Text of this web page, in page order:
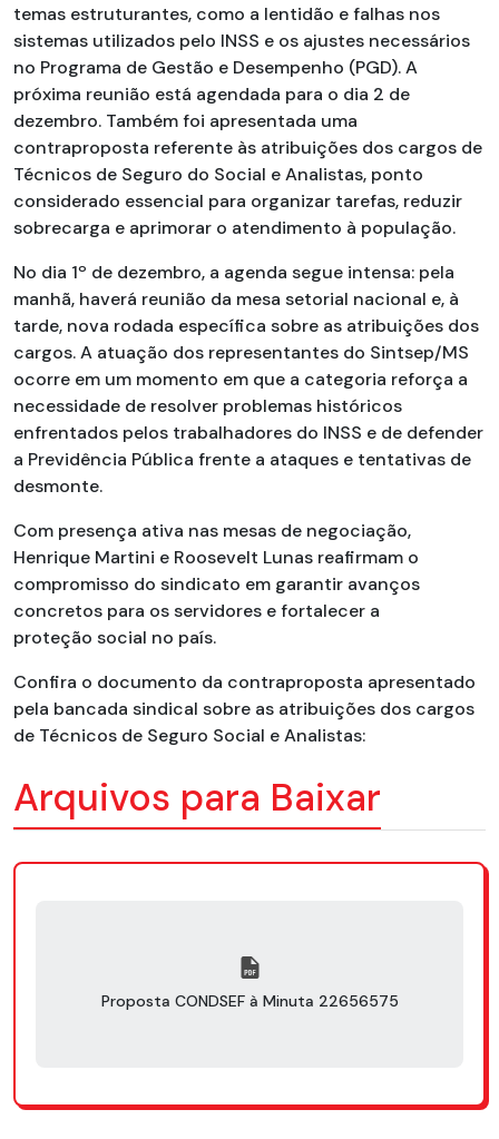
temas estruturantes, como a lentidão e falhas nos
sistemas utilizados pelo INSS e os ajustes necessários
no Programa de Gestão e Desempenho (PGD). A
próxima reunião está agendada para o dia 2 de
dezembro. Também foi apresentada uma
contraproposta referente às atribuições dos cargos de
Técnicos de Seguro do Social e Analistas, ponto
considerado essencial para organizar tarefas, reduzir
sobrecarga e aprimorar o atendimento à população.
No dia 1º de dezembro, a agenda segue intensa: pela
manhã, haverá reunião da mesa setorial nacional e, à
tarde, nova rodada específica sobre as atribuições dos
cargos. A atuação dos representantes do Sintsep/MS
ocorre em um momento em que a categoria reforça a
necessidade de resolver problemas históricos
enfrentados pelos trabalhadores do INSS e de defender
a Previdência Pública frente a ataques e tentativas de
desmonte.
Com presença ativa nas mesas de negociação,
Henrique Martini e Roosevelt Lunas reafirmam o
compromisso do sindicato em garantir avanços
concretos para os servidores e fortalecer a
proteção social no país.
Confira o documento da contraproposta apresentado
pela bancada sindical sobre as atribuições dos cargos
de Técnicos de Seguro Social e Analistas:
Arquivos para Baixar
Proposta CONDSEF à Minuta 22656575